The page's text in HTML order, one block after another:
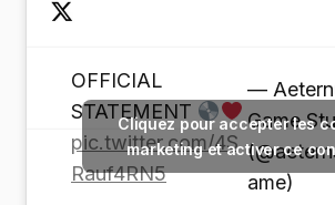
OFFICIAL
STATEMENT
pic.twitter.com/4S
Rauf4RN5
—
Game
ame)
Cliquez pour accepter les
marketing et activer ce